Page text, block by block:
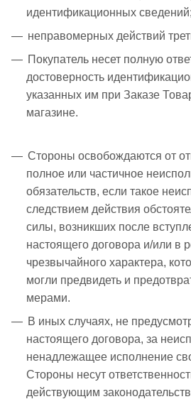
идентификационных сведений;
неправомерных действий
Покупатель несет полную
достоверность
указанных им при Заказе
магазине.
Стороны освобождаются от
полное или частичное
обязательств, если такое
следствием действия
силы, возникших после
настоящего договора и/или в
чрезвычайного характера,
могли предвидеть и
мерами.
В иных случаях, не
настоящего договора, за
ненадлежащее исполнение
Стороны несут
действующим